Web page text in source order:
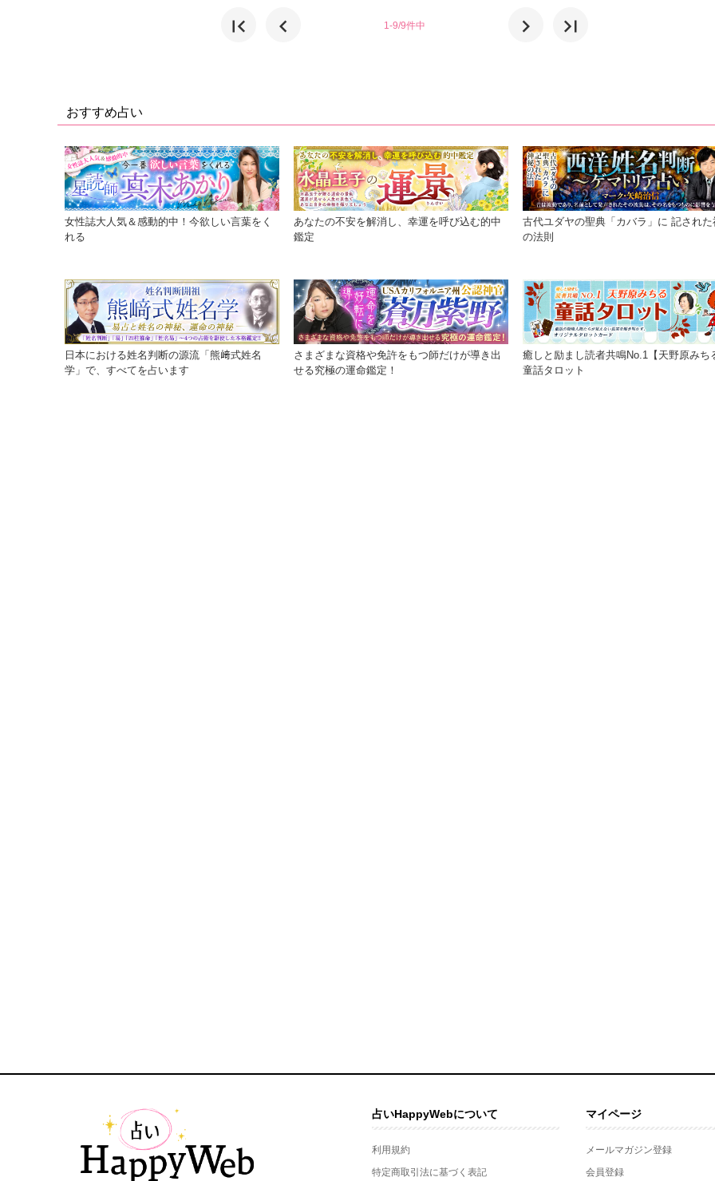
first_page chevron_left 1-9/9件中 chevron_right last_page
おすすめ占い
女性誌大人気＆感動的中！今欲しい言葉をく
れる
あなたの不安を解消し、幸運を呼び込む的中
鑑定
古代ユダヤの聖典「カバラ」に 記された
の法則
日本における姓名判断の源流「熊﨑式姓名
学」で、すべてを占います
さまざまな資格や免許をもつ師だけが導き出
せる究極の運命鑑定！
癒しと励まし読者共鳴No.1【天野原みち
童話タロット
占いHappyWebについて
利用規約
特定商取引法に基づく表記
マイページ
メールマガジン登録
会員登録